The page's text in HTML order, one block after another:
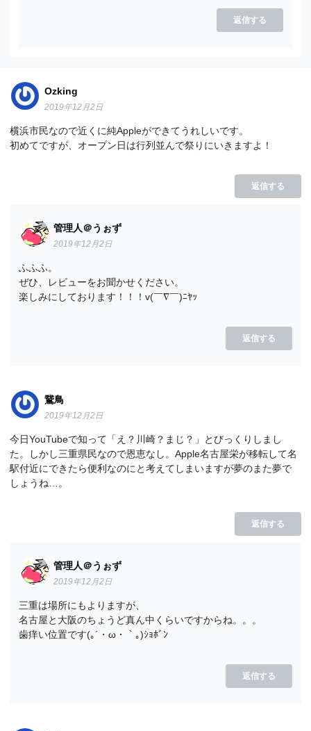
返信する
Ozking
2019年12月2日
横浜市民なので近くに純Appleができてうれしいです。
初めてですが、オープン日は行列並んで祭りにいきますよ！
返信する
管理人＠うぉず
2019年12月2日
ふふふ。
ぜひ、レビューをお聞かせください。
楽しみにしております！！！v(￣∇￣)ﾆﾔｯ
返信する
鵞鳥
2019年12月2日
今日YouTubeで知って「え？川崎？まじ？」とびっくりしまし
た。しかし三重県民なので恩恵なし。Apple名古屋栄が移転して名
駅付近にできたら便利なのにと考えてしまいますが夢のまた夢で
しょうね…。
返信する
管理人＠うぉず
2019年12月2日
三重は場所にもよりますが、
名古屋と大阪のちょうど真ん中くらいですからね。。。
歯痒い位置です(｡´・ω・｀｡)ｼｮﾎﾞﾝ
返信する